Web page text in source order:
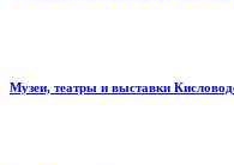
Музеи, театры и выставки